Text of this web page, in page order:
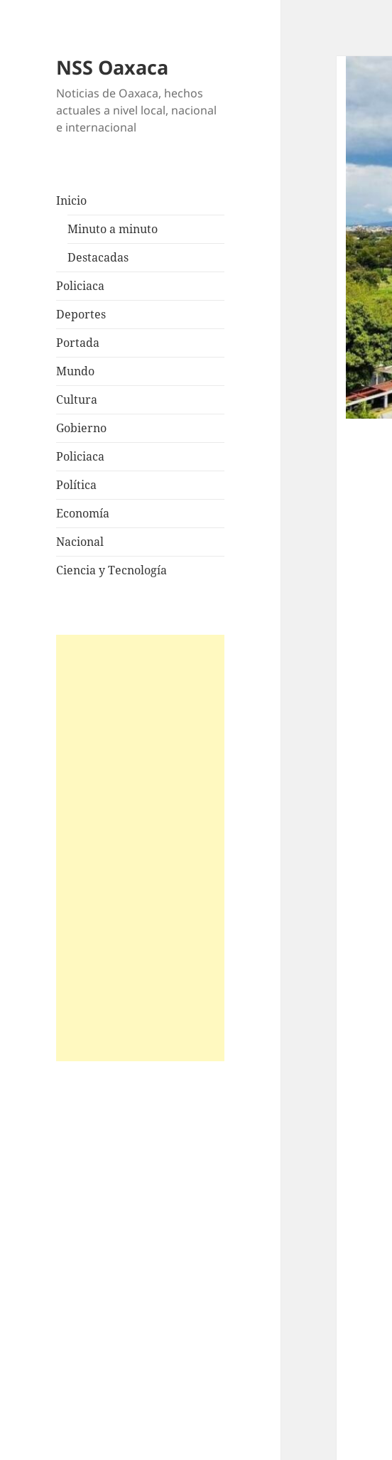
NSS Oaxaca
Noticias de Oaxaca, hechos
actuales a nivel local, nacional
e internacional
Inicio
Minuto a minuto
Destacadas
Policiaca
Deportes
Portada
Mundo
Cultura
Gobierno
Policiaca
Política
Economía
Nacional
Ciencia y Tecnología